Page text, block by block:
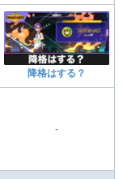
降格はする？
-